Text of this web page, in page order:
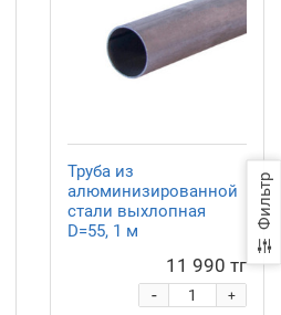
Фильтр
Труба из
алюминизированной
стали выхлопная
D=55, 1 м
11 990 тг
+
-